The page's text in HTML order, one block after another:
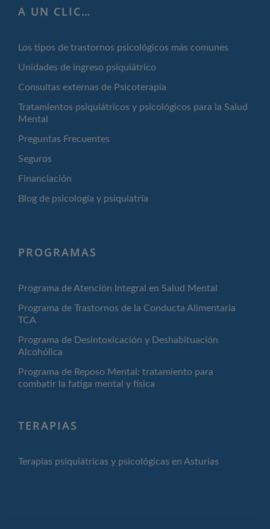
A UN CLIC…
Los tipos de trastornos psicológicos más comunes
Unidades de ingreso psiquiátrico
Consultas externas de Psicoterapia
Tratamientos psiquiátricos y psicológicos para la Salud
Mental
Preguntas Frecuentes
Seguros
Financiación
Blog de psicología y psiquiatría
PROGRAMAS
Programa de Atención Integral en Salud Mental
Programa de Trastornos de la Conducta Alimentaria
TCA
Programa de Desintoxicación y Deshabituación
Alcohólica
Programa de Reposo Mental: tratamiento para
combatir la fatiga mental y física
TERAPIAS
Terapias psiquiátricas y psicológicas en Asturias